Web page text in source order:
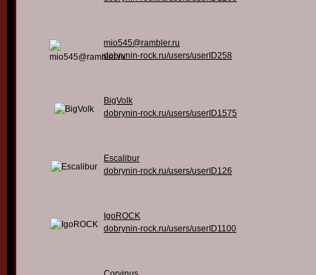
mio545@rambler.ru
dobrynin-rock.ru/users/userID258
BigVolk
dobrynin-rock.ru/users/userID1575
Escalibur
dobrynin-rock.ru/users/userID126
IgoROCK
dobrynin-rock.ru/users/userID1100